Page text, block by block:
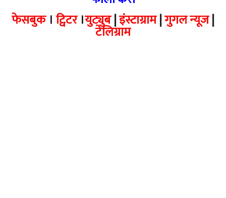
फेसबुक। ट्विटर।युट्युब|इंस्टाग्राम|गुगल न्यूज|
टेलिग्राम